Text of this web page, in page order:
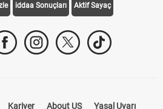
iddaa Sonuçları Aktif Sayaç
Kariyer About US Yasal Uyarı